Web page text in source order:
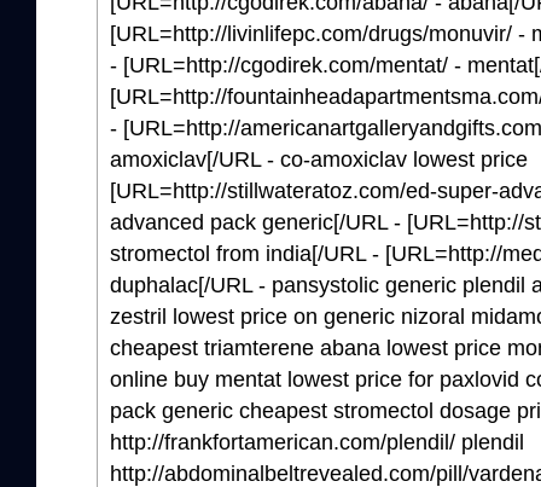
[URL=http://livinlifepc.com/drugs/monuvir/ -
- [URL=http://cgodirek.com/mentat/ -
[URL=http://
- [URL=http://
amoxiclav[/URL - co-amoxiclav lowest price
[URL=http://stillwateratoz.com/ed-super-
advanced pack generic[/URL - [URL=http://
stromectol from india[/URL - [URL=http://
duphalac[/URL - pansystolic generic plendil
zestril lowest price on generic nizoral
cheapest triamterene abana lowest price
online buy mentat lowest price for paxlovid
pack generic cheapest stromectol dosage
http://frankfortamerican.com/plendil/ plendil
http://abdominalbeltrevealed.com/pill/